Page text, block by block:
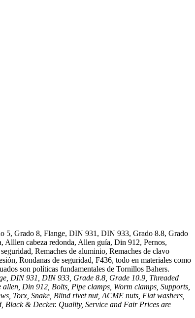
5, Grado 8, Flange, DIN 931, DIN 933, Grado 8.8, Grado
cabeza redonda, Allen guía, Din 912, Pernos,
Remaches de aluminio, Remaches de clavo
Rondanas de seguridad, F436, todo en materiales como
son políticas fundamentales de Tornillos Bahers.
DIN 931, DIN 933, Grade 8.8, Grade 10.9, Threaded
Din 912, Bolts, Pipe clamps, Worm clamps, Supports,
Torx, Snake, Blind rivet nut, ACME nuts, Flat washers,
Black & Decker. Quality, Service and Fair Prices are